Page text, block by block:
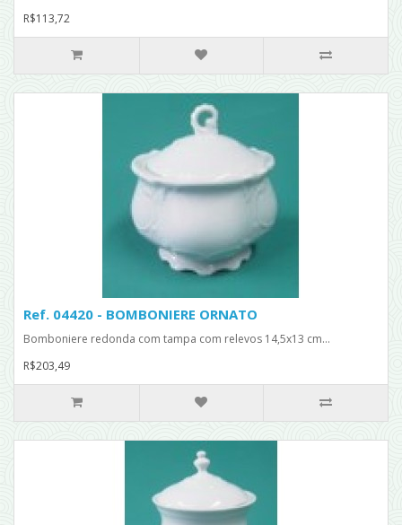
R$113,72
Ref. 04420 - BOMBONIERE ORNATO
Bomboniere redonda com tampa com relevos 14,5x13 cm...
R$203,49